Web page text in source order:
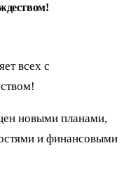
всех с
новыми планами,
и финансовыми